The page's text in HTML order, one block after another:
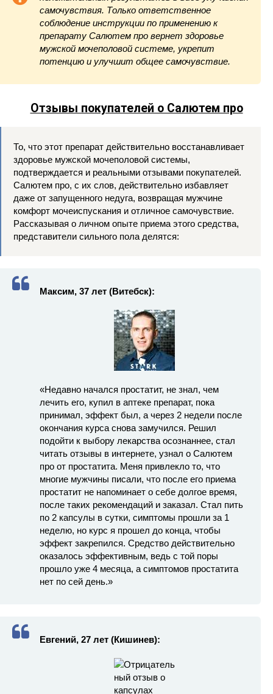
самочувствия. Только ответственное
соблюдение инструкции по применению к
препарату Салютем про вернет здоровье
мужской мочеполовой системе, укрепит
потенцию и улучшит общее самочувствие.
Отзывы покупателей о Салютем про
То, что этот препарат действительно восстанавливает
здоровье мужской мочеполовой системы,
подтверждается и реальными отзывами покупателей.
Салютем про, с их слов, действительно избавляет
даже от запущенного недуга, возвращая мужчине
комфорт мочеиспускания и отличное самочувствие.
Рассказывая о личном опыте приема этого средства,
представители сильного пола делятся:
Максим, 37 лет (Витебск):
«Недавно начался простатит, не знал, чем
лечить его, купил в аптеке препарат, пока
принимал, эффект был, а через 2 недели после
окончания курса снова замучился. Решил
подойти к выбору лекарства осознаннее, стал
читать отзывы в интернете, узнал о Салютем
про от простатита. Меня привлекло то, что
многие мужчины писали, что после его приема
простатит не напоминает о себе долгое время,
после таких рекомендаций и заказал. Стал пить
по 2 капсулы в сутки, симптомы прошли за 1
неделю, но курс я прошел до конца, чтобы
эффект закрепился. Средство действительно
оказалось эффективным, ведь с той поры
прошло уже 4 месяца, а симптомов простатита
нет по сей день.»
Евгений, 27 лет (Кишинев):